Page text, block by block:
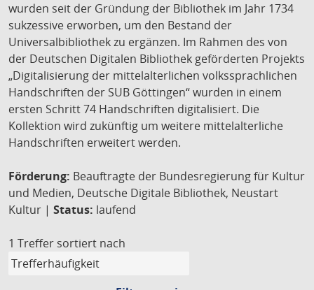
wurden seit der Gründung der Bibliothek im Jahr 1734
sukzessive erworben, um den Bestand der
Universalbibliothek zu ergänzen. Im Rahmen des von
der Deutschen Digitalen Bibliothek geförderten Projekts
„Digitalisierung der mittelalterlichen volkssprachlichen
Handschriften der SUB Göttingen“ wurden in einem
ersten Schritt 74 Handschriften digitalisiert. Die
Kollektion wird zukünftig um weitere mittelalterliche
Handschriften erweitert werden.
Förderung: Beauftragte der Bundesregierung für Kultur
und Medien, Deutsche Digitale Bibliothek, Neustart
Kultur | Status: laufend
1 Treffer sortiert nach